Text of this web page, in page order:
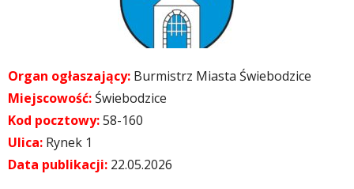
Organ ogłaszający: Burmistrz Miasta Świebodzice
Miejscowość:Świebodzice
Kod pocztowy:58-160
Ulica: Rynek 1
Data publikacji: 22.05.2026